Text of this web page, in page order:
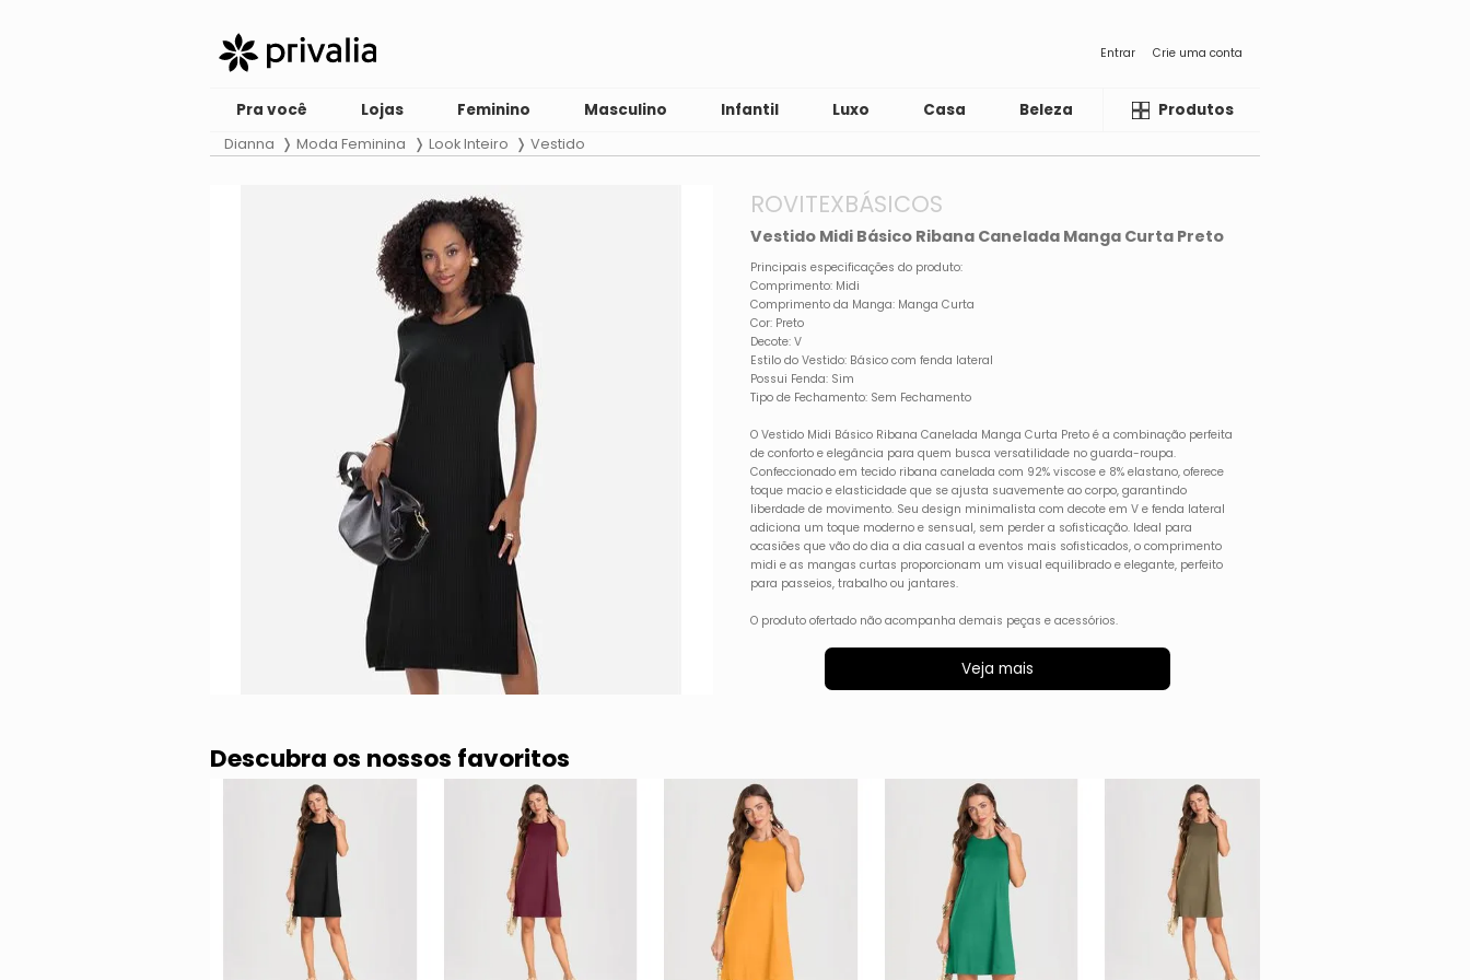
Entrar Crie uma conta
Pra você Lojas Feminino Masculino Infantil Luxo Casa Beleza LiquidaProdutos
Dianna Moda Feminina Look Inteiro Vestido
ROVITEXBÁSICOS
Vestido Midi Básico Ribana Canelada Manga Curta Preto
Principais especificações do produto:
Comprimento: Midi
Comprimento da Manga: Manga Curta
Cor: Preto
Decote: V
Estilo do Vestido: Básico com fenda lateral
Possui Fenda: Sim
Tipo de Fechamento: Sem Fechamento
O Vestido Midi Básico Ribana Canelada Manga Curta Preto é a combinação perfeita
de conforto e elegância para quem busca versatilidade no guarda-roupa.
Confeccionado em tecido ribana canelada com 92% viscose e 8% elastano, oferece
toque macio e elasticidade que se ajusta suavemente ao corpo, garantindo
liberdade de movimento. Seu design minimalista com decote em V e fenda lateral
adiciona um toque moderno e sensual, sem perder a sofisticação. Ideal para
ocasiões que vão do dia a dia casual a eventos mais sofisticados, o comprimento
midi e as mangas curtas proporcionam um visual equilibrado e elegante, perfeito
para passeios, trabalho ou jantares.
O produto ofertado não acompanha demais peças e acessórios.
Veja mais
Descubra os nossos favoritos